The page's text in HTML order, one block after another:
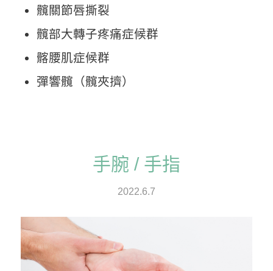
髖關節唇撕裂
髖部大轉子疼痛症候群
髂腰肌症候群
彈響髖（髖夾擠）
手腕 / 手指
2022.6.7